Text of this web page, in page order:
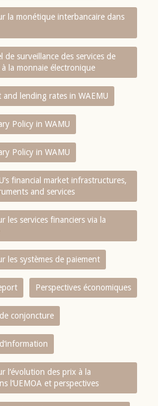
la monétique interbancaire dans
de surveillance des services de
la monnaie électronique
lending rates in WAEMU
Policy in WAMU
Policy in WAMU
financial market infrastructures,
and services
les services financiers via la
les systèmes de paiement
Perspectives économiques
conjoncture
l‘évolution des prix à la
l‘UEMOA et perspectives